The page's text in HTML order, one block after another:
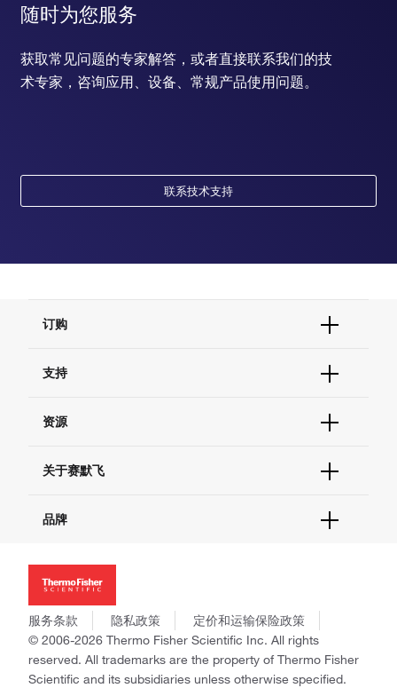
随时为您服务
获取常见问题的专家解答，或者直接联系我们的技
术专家，咨询应用、设备、常规产品使用问题。
联系技术支持
订购
订单支持
现货供应中心
支持
联系我们 - 400 820 8982
查找文件&证书
资源
促销
社交媒体
关于赛默飞
招聘
新闻
社会责任
商标
政策和通知
品牌
Applied Biosystems
Invitrogen
Gibco
Ion Torrent
Unity Lab Services
Patheon
服务条款 隐私政策
定价和运输保险政策
© 2006-2026 Thermo Fisher Scientific Inc. All rights
reserved. All trademarks are the property of Thermo Fisher
Scientific and its subsidiaries unless otherwise specified.